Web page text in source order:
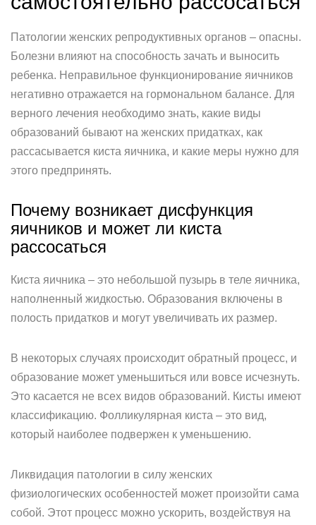
Патологии женских репродуктивных органов – опасны.
Болезни влияют на способность зачать и выносить
ребенка. Неправильное функционирование яичников
негативно отражается на гормональном балансе. Для
верного лечения необходимо знать, какие виды
образований бывают на женских придатках, как
рассасывается киста яичника, и какие меры нужно для
этого предпринять.
Почему возникает дисфункция
яичников и может ли киста
рассосаться
Киста яичника – это небольшой пузырь в теле яичника,
наполненный жидкостью. Образования включены в
полость придатков и могут увеличивать их размер.
В некоторых случаях происходит обратный процесс, и
образование может уменьшиться или вовсе исчезнуть.
Это касается не всех видов образований. Кисты имеют
классификацию. Фолликулярная киста – это вид,
который наиболее подвержен к уменьшению.
Ликвидация патологии в силу женских
физиологических особенностей может произойти сама
собой. Этот процесс можно ускорить, воздействуя на